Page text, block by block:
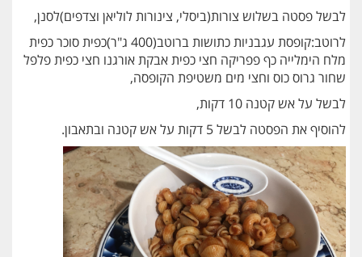
לבשל פסטה בשלוש צורות(ביסלי, צינורות לוליאן וצדפים)לסנן,
לרוטב:קופסת עגבניות כתושות ברוטב(400 ג"ר)כפית סוכר כפית
מלח הימלייה כף פפריקה חצי כפית אבקת אורגנו חצי כפית פלפל
שחור גרוס כוס וחצי מים משטיפת הקופסה,
לבשל על אש קטנה 10 דקות,
להוסיף את הפסטה לבשל 5 דקות על אש קטנה ובתאבון.